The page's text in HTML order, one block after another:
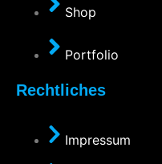
Shop
Portfolio
Rechtliches
Impressum